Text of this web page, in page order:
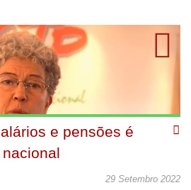
e pensões é
29 Setembro 2022